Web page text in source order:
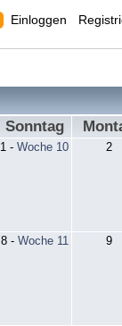
Einloggen
Sonntag
1 - Woche 10 2
8- Woche 11 9